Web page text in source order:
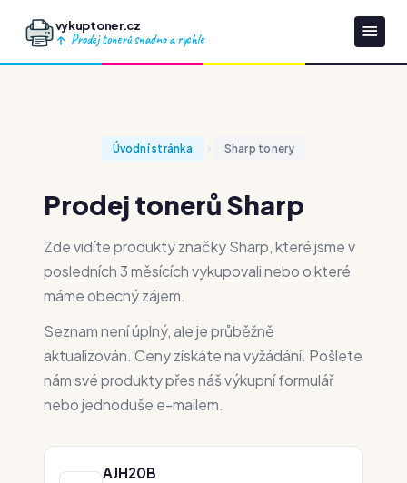
vykuptoner.cz
Prodej tonerů snadno a rychle
Úvodní stránka Sharp tonery
Prodej tonerů Sharp
Zde vidíte produkty značky Sharp, které jsme v
posledních 3 měsících vykupovali nebo o které
máme obecný zájem.
Seznam není úplný, ale je průběžně
aktualizován. Ceny získáte na vyžádání. Pošlete
nám své produkty přes náš výkupní formulář
nebo jednoduše e-mailem.
AJH20B